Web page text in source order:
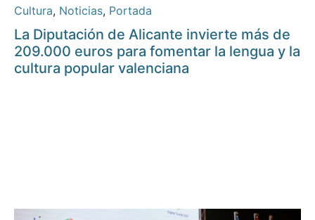
Cultura, Noticias, Portada
La Diputación de Alicante invierte más de
209.000 euros para fomentar la lengua y la
cultura popular valenciana